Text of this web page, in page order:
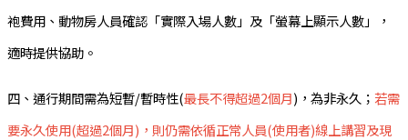
袍費用、動物房人員確認「實際入場人數」及「螢幕上顯示人數」，
適時提供協助。
四、通行期間需為短暫/暫時性(最長不得超過2個月)，為非永久； 若需
要永久使用(超過2個月)，則仍需依循正常人員(使用者)線上講習及現